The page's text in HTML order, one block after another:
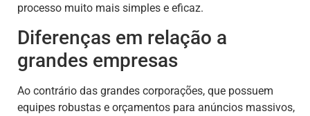
processo muito mais simples e eficaz.
Diferenças em relação a
grandes empresas
Ao contrário das grandes corporações, que possuem
equipes robustas e orçamentos para anúncios massivos,